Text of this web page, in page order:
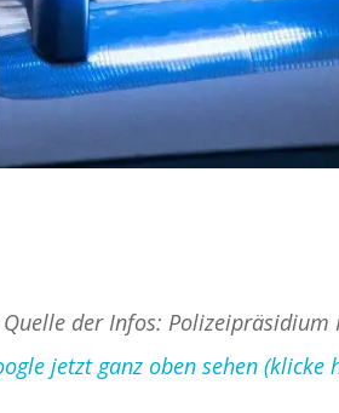
der Infos: Polizeipräsidium
jetzt ganz oben sehen